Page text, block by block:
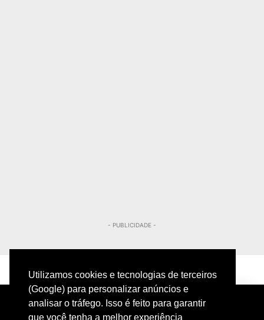
Utilizamos cookies e tecnologias de terceiros
(Google) para personalizar anúncios e
analisar o tráfego. Isso é feito para garantir
que você tenha a melhor experiência
- PUBLICIDADE -